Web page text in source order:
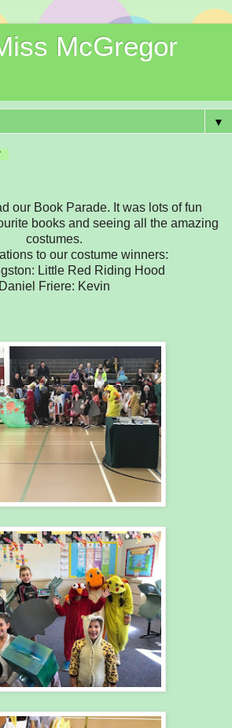
McGregor
▼
our Book Parade. It was lots of fun
books and seeing all the amazing
costumes.
to our costume winners:
Little Red Riding Hood
Daniel Friere: Kevin